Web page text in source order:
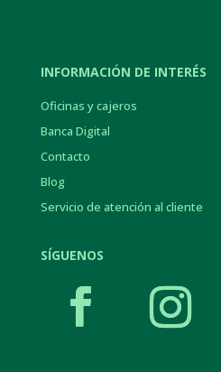
INFORMACIÓN DE INTERÉS
Oficinas y cajeros
Banca Digital
Contacto
Blog
Servicio de atención al cliente
SÍGUENOS